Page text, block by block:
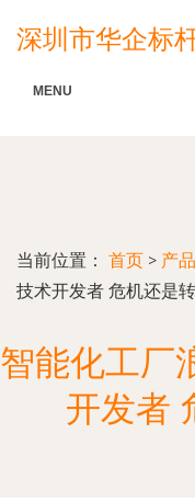
深圳市华企标
MENU
当前位置： 首页 > 产
技术开发者 危机还是
智能化工厂
开发者